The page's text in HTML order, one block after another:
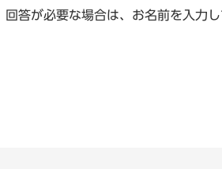
答が必要な場合は、お名前を入力